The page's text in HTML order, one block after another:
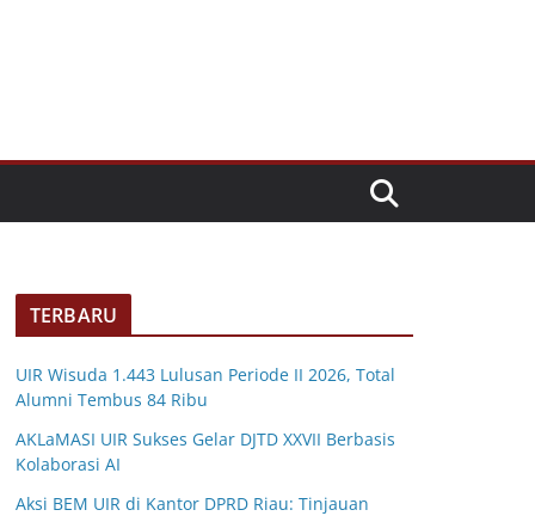
TERBARU
UIR Wisuda 1.443 Lulusan Periode II 2026, Total
Alumni Tembus 84 Ribu
AKLaMASI UIR Sukses Gelar DJTD XXVII Berbasis
Kolaborasi AI
Aksi BEM UIR di Kantor DPRD Riau: Tinjauan